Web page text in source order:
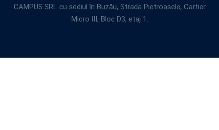
CAMPUS SRL cu sediul în Buzău, Strada Pietroasele, Cartier
Micro III, Bloc D3, etaj 1.